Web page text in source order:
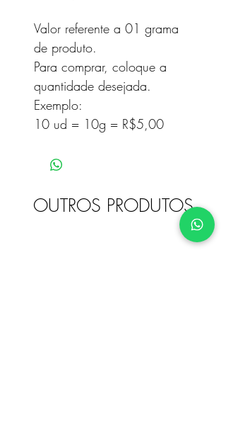
Valor referente a 01 grama
de produto.
Para comprar, coloque a
quantidade desejada.
Exemplo:
10 ud = 10g = R$5,00
OUTROS PRODUTOS